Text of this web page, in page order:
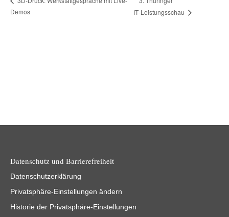
Demos
IT‑Leistungsschau
Datenschutz und Barrierefreiheit
Datenschutzerklärung
Privatsphäre-Einstellungen ändern
Historie der Privatsphäre-Einstellungen